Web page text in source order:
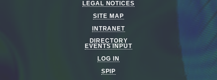
LEGAL NOTICES
SITE MAP
INTRANET
DIRECTORY
EVENTS INPUT
LOG IN
SPIP